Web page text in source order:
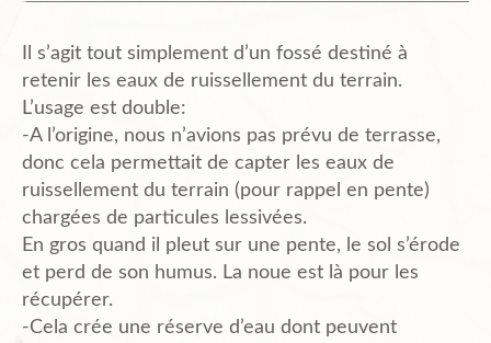
Il s’agit tout simplement d’un fossé destiné à
retenir les eaux de ruissellement du terrain.
L’usage est double:
-A l’origine, nous n’avions pas prévu de terrasse,
donc cela permettait de capter les eaux de
ruissellement du terrain (pour rappel en pente)
chargées de particules lessivées.
En gros quand il pleut sur une pente, le sol s’érode
et perd de son humus. La noue est là pour les
récupérer.
-Cela crée une réserve d’eau dont peuvent